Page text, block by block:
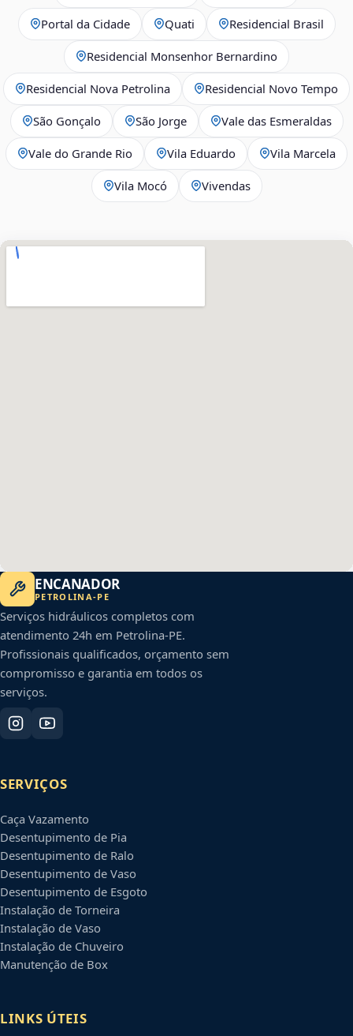
Portal da Cidade Quati Residencial Brasil
Residencial Monsenhor Bernardino
Residencial Nova Petrolina Residencial Novo Tempo
São Gonçalo São Jorge Vale das Esmeraldas
Vale do Grande Rio Vila Eduardo Vila Marcela
Vila Mocó Vivendas
ENCANADOR
PETROLINA-PE
Serviços hidráulicos completos com
atendimento 24h em Petrolina-PE.
Profissionais qualificados, orçamento sem
compromisso e garantia em todos os
serviços.
SERVIÇOS
Caça Vazamento
Desentupimento de Pia
Desentupimento de Ralo
Desentupimento de Vaso
Desentupimento de Esgoto
Instalação de Torneira
Instalação de Vaso
Instalação de Chuveiro
Manutenção de Box
LINKS ÚTEIS